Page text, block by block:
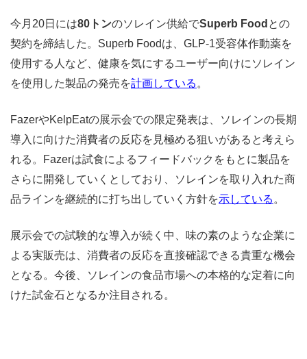
今月20日には80トンのソレイン供給でSuperb Food との
契約を締結した。Superb Foodは、GLP-1受容体作動薬を
使用する人など、健康を気にするユーザー向けにソレイン
を使用した製品の発売を計画している 。
FazerやKelpEatの展示会での限定発表は、ソレインの長期
導入に向けた消費者の反応を見極める狙いがあると考えら
れる。Fazerは試食によるフィードバックをもとに製品を
さらに開発していくとしており、ソレインを取り入れた商
品ラインを継続的に打ち出していく方針を示している 。
展示会での試験的な導入が続く中、味の素のような企業に
よる実販売は、消費者の反応を直接確認できる貴重な機会
となる。今後、ソレインの食品市場への本格的な定着に向
けた試金石となるか注目される。